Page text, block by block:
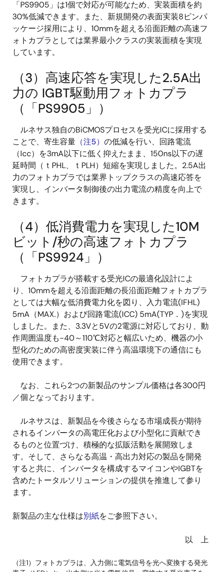
「PS9905」は1個で対応が可能なため、実装面積を約
30%低減できます。また、新規開発の表面実装8ピンパ
ッケージ採用により、10mmを超える沿面距離の高速フ
ォトカプラとしては業界最小クラスの実装面積を実現
しています。
（3）高速応答を実現した2.5A出
力の IGBT駆動用フォトカプラ
（「PS9905」）
ルネサス独自のBiCMOSプロセスを受光ICに採用する
ことで、寄生容量 （注5） の低減を行い、回路電流
（Icc）を3mA以下に低く抑えたまま、150ns以下の遅
延時間（ｔPHL、ｔPLH）短縮を実現しました。2.5A出
力のフォトカプラでは業界トップクラスの高速応答を
実現し、インバータ制御後の出力電流の精度を向上で
きます。
（4）低消費電力を実現した10M
ビット/秒の高速フォトカプラ
（「PS9924」）
フォトカプラが搭載する受光ICの最適化設計によ
り、10mmを超える沿面距離の長沿面距離フォトカプラ
としては大幅な低消費電力化を図り、入力電流(IFHL)
5mA（MAX.）および回路電流(ICC) 5mA(TYP．)を実現
しました。また、3.3Vと5Vの2電源に対応しており、動
作周囲温度も-40～110℃対応と幅広いため、機器の小
型化のための高密度実装に伴う高温環境下の通信にも
使用できます。
なお、これら2つの新製品のサンプル価格は各300円
／個となっております。
ルネサスは、新製品を今後さらなる市場成長が期待
されるインバータの高電圧化および小型化に貢献でき
るものと位置づけ、積極的な拡販活動を展開致しま
す。そして、さらなる高温・高出力対応の製品を開発
すると共に、インバータを構成するマイコンやIGBTを
含めたトータルソリューションの提供を推進して参り
ます。
新製品の主な仕様は別紙をご参照下さい。
以 上
（注1）フォトカプラは、入力側に電気信号を光へ変換する発光